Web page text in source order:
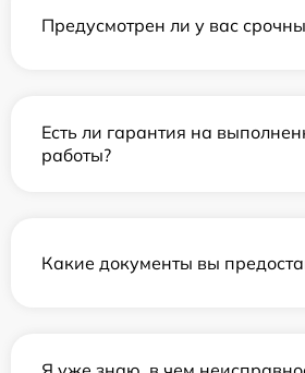
Предусмотрен ли у вас
Есть ли гарантия на
работы?
Какие документы вы